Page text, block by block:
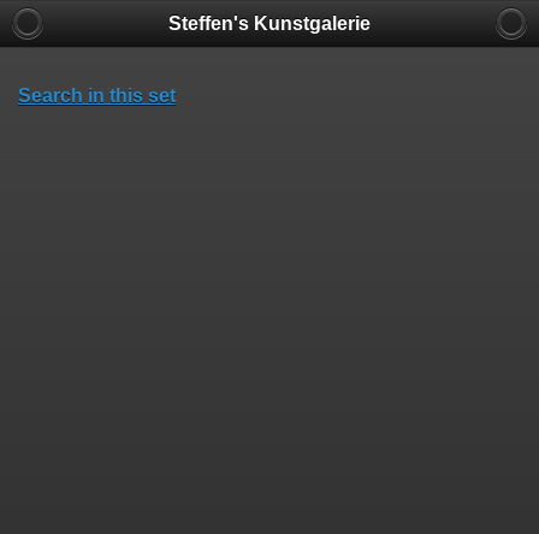
Steffen's Kunstgalerie
Search in this set